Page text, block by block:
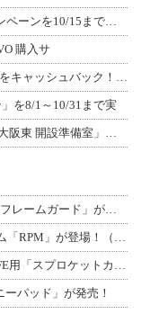
購入サ
を8/1～10/31まで実
パッド」が発売！